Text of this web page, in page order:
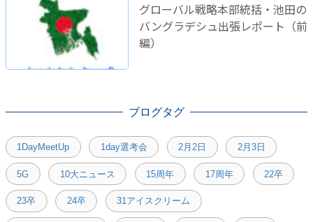
グローバル戦略本部統括・池田の
バングラデシュ出張レポート（前
編）
ブログタグ
1DayMeetUp 1day選考会 2月2日 2月3日
5G 10大ニュース 15周年 17周年 22卒
23卒 24卒 31アイスクリーム